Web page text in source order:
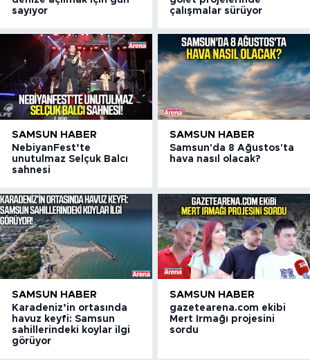
sayıyor
çalışmalar sürüyor
SAMSUN HABER
NebiyanFest’te
unutulmaz Selçuk Balcı
sahnesi
SAMSUN HABER
Samsun'da 8 Ağustos'ta
hava nasıl olacak?
SAMSUN HABER
Karadeniz’in ortasında
havuz keyfi: Samsun
sahillerindeki koylar ilgi
görüyor
SAMSUN HABER
gazetearena.com ekibi
Mert Irmağı projesini
sordu